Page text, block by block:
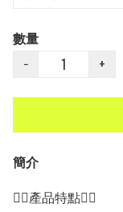
數量
−
+
簡介
👍🏻產品特點👍🏻